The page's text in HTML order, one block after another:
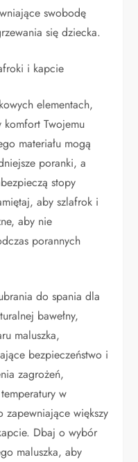
swobodę
się dziecka.
i kapcie
elementach,
komfort Twojemu
materiału mogą
poranki, a
stopy
aby szlafrok i
aby nie
porannych
do spania dla
bawełny,
maluszka,
bezpieczeństwo i
zagrożeń,
w
zapewniające większy
Dbaj o wybór
maluszka, aby